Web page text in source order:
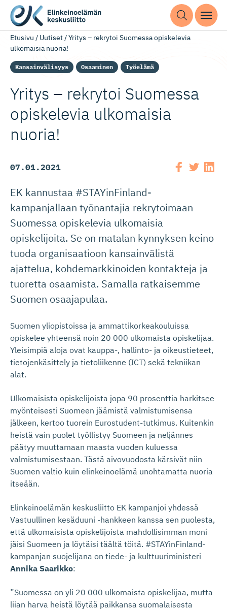
Etusivu / Uutiset/Yritys – rekrytoi Suomessa opiskelevia
ulkomaisia nuoria!
Kansainvälisyys Osaaminen Työelämä
Yritys – rekrytoi Suomessa
opiskelevia ulkomaisia
nuoria!
07.01.2021
EK kannustaa #STAYinFinland-
kampanjallaan työnantajia rekrytoimaan
Suomessa opiskelevia ulkomaisia
opiskelijoita. Se on matalan kynnyksen keino
tuoda organisaatioon kansainvälistä
ajattelua, kohdemarkkinoiden kontakteja ja
tuoretta osaamista. Samalla ratkaisemme
Suomen osaajapulaa.
Suomen yliopistoissa ja ammattikorkeakouluissa
opiskelee yhteensä noin 20 000 ulkomaista opiskelijaa.
Yleisimpiä aloja ovat kauppa-, hallinto- ja oikeustieteet,
tietojenkäsittely ja tietoliikenne (ICT) sekä tekniikan
alat.
Ulkomaisista opiskelijoista jopa 90 prosenttia harkitsee
myönteisesti Suomeen jäämistä valmistumisensa
jälkeen, kertoo tuorein Eurostudent-tutkimus. Kuitenkin
heistä vain puolet työllistyy Suomeen ja neljännes
päätyy muuttamaan maasta vuoden kuluessa
valmistumisestaan. Tästä aivovuodosta kärsivät niin
Suomen valtio kuin elinkeinoelämä unohtamatta nuoria
itseään.
Elinkeinoelämän keskusliitto EK kampanjoi yhdessä
Vastuullinen kesäduuni -hankkeen kanssa sen puolesta,
että ulkomaisista opiskelijoista mahdollisimman moni
jäisi Suomeen ja löytäisi täältä töitä. #STAYinFinland-
kampanjan suojelijana on tiede- ja kulttuuriministeri
Annika Saarikko:
”Suomessa on yli 20 000 ulkomaista opiskelijaa, mutta
liian harva heistä löytää paikkansa suomalaisesta